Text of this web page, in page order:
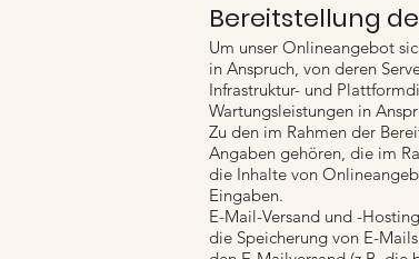
Bereitstellung
Um unser Onlineangebot
in Anspruch, von deren
Infrastruktur- und
Wartungsleistungen in
Zu den im Rahmen der
Angaben gehören, die im
die Inhalte von
Eingaben.
E-Mail-Versand und -
die Speicherung von E-